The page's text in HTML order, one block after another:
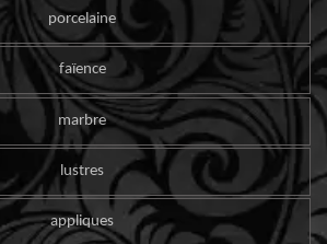
porcelaine
faïence
marbre
lustres
appliques